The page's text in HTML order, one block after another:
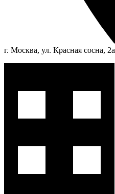
г. Москва, ул. Красная сосна, 2а